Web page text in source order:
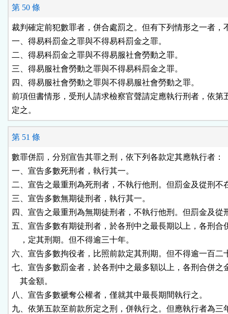
第 50 條
裁判確定前犯數罪者，併合處罰之。但有下列情形之一者，
一、得易科罰金之罪與不得易科罰金之罪。
二、得易科罰金之罪與不得易服社會勞動之罪。
三、得易服社會勞動之罪與不得易科罰金之罪。
四、得易服社會勞動之罪與不得易服社會勞動之罪。
前項但書情形，受刑人請求檢察官聲請定應執行刑者，依第
定之。
第 51 條
數罪併罰，分別宣告其罪之刑，依下列各款定其應執行者：
一、宣告多數死刑者，執行其一。
二、宣告之最重刑為死刑者，不執行他刑。但罰金及從刑不
三、宣告多數無期徒刑者，執行其一。
四、宣告之最重刑為無期徒刑者，不執行他刑。但罰金及從
五、宣告多數有期徒刑者，於各刑中之最長期以上，各刑合
    ，定其刑期。但不得逾三十年。
六、宣告多數拘役者，比照前款定其刑期。但不得逾一百二
七、宣告多數罰金者，於各刑中之最多額以上，各刑合併之
    其金額。
八、宣告多數褫奪公權者，僅就其中最長期間執行之。
九、依第五款至前款所定之刑，併執行之。但應執行者為三